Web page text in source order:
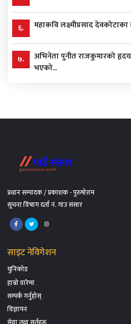
६. महाकवि लक्ष्मीप्रसाद
७.
अभिनेता पुनीत राजकुमारको
भएको...
प्रधान सम्पादक / प्रकाशक - पुरुषोत्तम
सूचना विभाग दर्ता नं. गाउ संसार
साइट नेविगेशन
युनिकोड
हाम्रो वारेमा
सम्पर्क गर्नुहोस्
विज्ञापन